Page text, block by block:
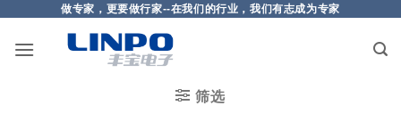
做专家，更要做行家--在我们的行业，我们有志成为专家
筛选